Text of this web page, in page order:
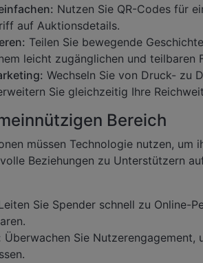
Nutzen Sie QR-Codes für
auf Auktionsdetails.
Teilen Sie bewegende
leicht zugänglichen und teilbaren
Wechseln Sie von Druck- zu
Sie gleichzeitig Ihre
Bereich
müssen Technologie nutzen, um
Beziehungen zu Unterstützern
Sie Spender schnell zu Online-
Überwachen Sie Nutzerengagement,